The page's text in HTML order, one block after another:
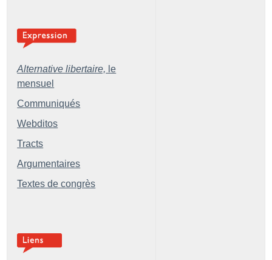
Alternative libertaire, le
mensuel
Communiqués
Webditos
Tracts
Argumentaires
Textes de congrès